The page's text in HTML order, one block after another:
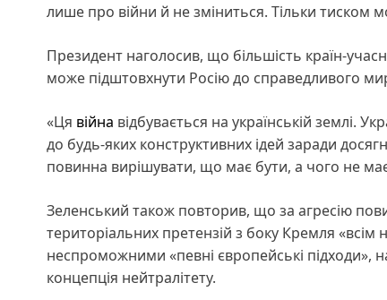
лише про війни й не зміниться. Тільки тиском
Президент наголосив, що більшість країн-
може підштовхнути Росію до справедливого
«Ця війна відбувається на українській землі.
до будь-яких конструктивних ідей заради
повинна вирішувати, що має бути, а чого не
Зеленський також повторив, що за агресію
територіальних претензій з боку Кремля «всім
неспроможними «певні європейські
концепція нейтралітету.